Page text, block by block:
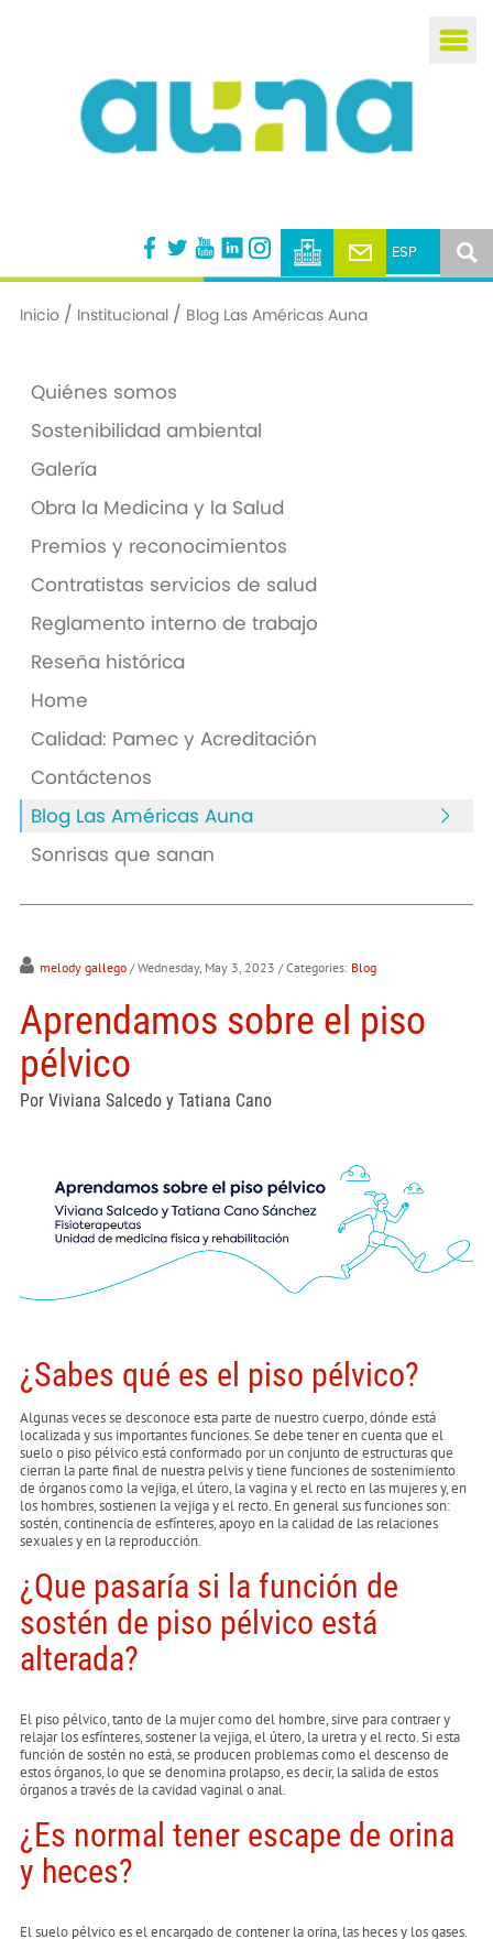
Inicio/ Institucional/ Blog Las Américas Auna
Quiénes somos
Sostenibilidad ambiental
Galería
Obra la Medicina y la Salud
Premios y reconocimientos
Contratistas servicios de salud
Reglamento interno de trabajo
Reseña histórica
Home
Calidad: Pamec y Acreditación
Contáctenos
Blog Las Américas Auna
Sonrisas que sanan
melody gallego / Wednesday, May 3, 2023 / Categories: Blog
Aprendamos sobre el piso
pélvico
Por Viviana Salcedo y Tatiana Cano
¿Sabes qué es el piso pélvico?
Algunas veces se desconoce esta parte de nuestro cuerpo, dónde está
localizada y sus importantes funciones. Se debe tener en cuenta que el
suelo o piso pélvico está conformado por un conjunto de estructuras que
cierran la parte final de nuestra pelvis y tiene funciones de sostenimiento
de órganos como la vejiga, el útero, la vagina y el recto en las mujeres y, en
los hombres, sostienen la vejiga y el recto. En general sus funciones son:
sostén, continencia de esfínteres, apoyo en la calidad de las relaciones
sexuales y en la reproducción.
¿Que pasaría si la función de
sostén de piso pélvico está
alterada?
El piso pélvico, tanto de la mujer como del hombre, sirve para contraer y
relajar los esfínteres, sostener la vejiga, el útero, la uretra y el recto. Si esta
función de sostén no está, se producen problemas como el descenso de
estos órganos, lo que se denomina prolapso, es decir, la salida de estos
órganos a través de la cavidad vaginal o anal.
¿Es normal tener escape de orina
y heces?
El suelo pélvico es el encargado de contener la orina, las heces y los gases.